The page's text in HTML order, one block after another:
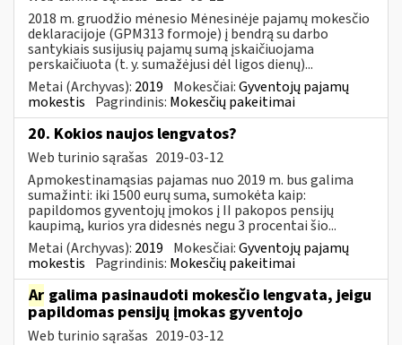
2018 m. gruodžio mėnesio Mėnesinėje pajamų mokesčio
deklaracijoje (GPM313 formoje) į bendrą su darbo
santykiais susijusių pajamų sumą įskaičiuojama
perskaičiuota (t. y. sumažėjusi dėl ligos dienų)...
Metai (Archyvas): 2019 Mokesčiai:Gyventojų pajamų
mokestis Pagrindinis: Mokesčių pakeitimai
20. Kokios naujos lengvatos?
Web turinio sąrašas 2019-03-12
Apmokestinamąsias pajamas nuo 2019 m. bus galima
sumažinti: iki 1500 eurų suma, sumokėta kaip:
papildomos gyventojų įmokos į II pakopos pensijų
kaupimą, kurios yra didesnės negu 3 procentai šio...
Metai (Archyvas): 2019 Mokesčiai:Gyventojų pajamų
mokestis Pagrindinis: Mokesčių pakeitimai
Ar galima pasinaudoti mokesčio lengvata, jeigu
papildomas pensijų įmokas gyventojo
Web turinio sąrašas 2019-03-12